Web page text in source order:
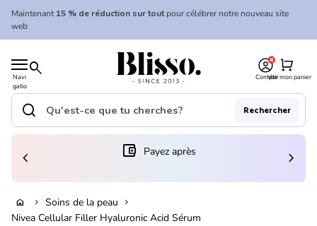
Skip to content
Maintenant15 % de réduction sur toutpour célébrer notre nouveau site
web
Navi
gatio
n
mobil
search
Accueil
CompteVoir mon panier
shopping_cart
Accueil
Recherche"
search Rechercher
(le lien s'ouvre dans un nouvel onglet/fenêtre)
account_balance_wallet Payez après
chevron_left chevron_right
home chevron_right Soins de la peau chevron_right
Nivea Cellular Filler Hyaluronic Acid Sérum